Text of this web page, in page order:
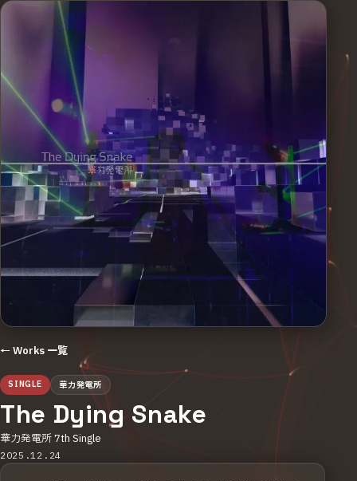
← Works 一覧
SINGLE 華力発電所
The Dying Snake
華力発電所 7th Single
2025.12.24